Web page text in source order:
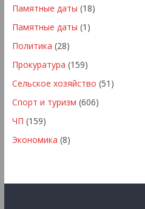
Памятные даты (18)
Памятные даты (1)
Политика (28)
Прокуратура (159)
Сельское хозяйство (51)
Спорт и туризм (606)
ЧП (159)
Экономика (8)